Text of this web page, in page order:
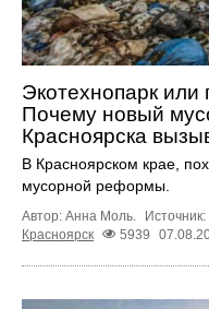
Экотехнопарк или
Почему новый
Красноярска
В Красноярском крае,
мусорной реформы.
Автор: Анна Моль. Источник:
Красноярск
5939